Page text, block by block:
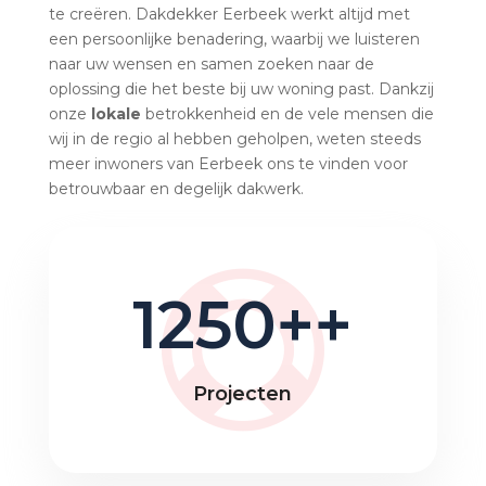
te creëren. Dakdekker Eerbeek werkt altijd met
een persoonlijke benadering, waarbij we luisteren
naar uw wensen en samen zoeken naar de
oplossing die het beste bij uw woning past. Dankzij
onze lokale betrokkenheid en de vele mensen die
wij in de regio al hebben geholpen, weten steeds
meer inwoners van Eerbeek ons te vinden voor
betrouwbaar en degelijk dakwerk.
1250+
Projecten